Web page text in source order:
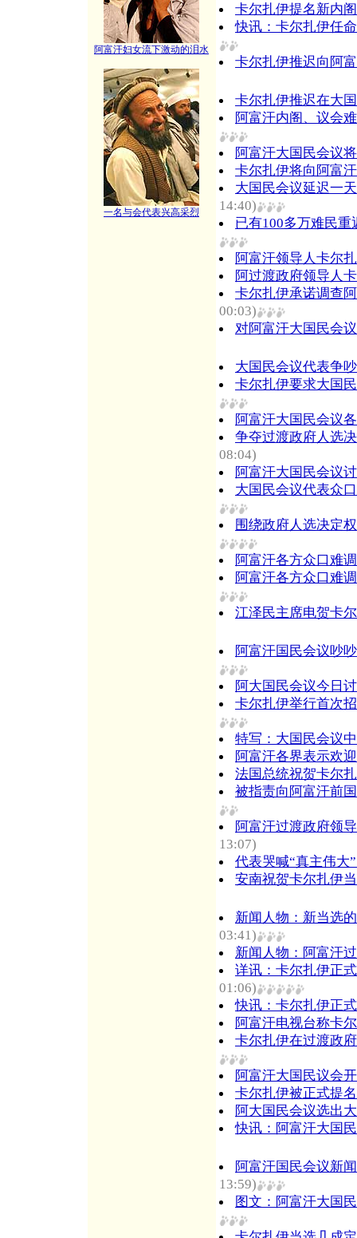
阿富汗妇女流下激动的泪水
一名与会代表兴高采烈
卡尔扎伊提名新内
快讯：卡尔扎伊任
卡尔扎伊推迟向阿
卡尔扎伊推迟在大
阿富汗内阁、议会
阿富汗大国民会议
卡尔扎伊将向阿富
大国民会议延迟一
14:40)
已有100多万难民
阿富汗领导人卡尔
阿过渡政府领导人
卡尔扎伊承诺调查
00:03)
对阿富汗大国民会
大国民会议代表争
卡尔扎伊要求大国
阿富汗大国民会议
争夺过渡政府人选
08:04)
阿富汗大国民会议
大国民会议代表众
围绕政府人选决定
阿富汗各方众口难
阿富汗各方众口难
江泽民主席电贺卡
阿富汗国民会议吵
阿大国民会议今日
卡尔扎伊举行首次
特写：大国民会议
阿富汗各界表示欢
法国总统祝贺卡尔
被指责向阿富汗前
阿富汗过渡政府领
13:07)
代表哭喊“真主伟大
安南祝贺卡尔扎伊
新闻人物：新当选
03:41)
新闻人物：阿富汗
详讯：卡尔扎伊正
01:06)
快讯：卡尔扎伊正
阿富汗电视台称卡
卡尔扎伊在过渡政
阿富汗大国民议会
卡尔扎伊被正式提
阿大国民会议选出
快讯：阿富汗大国
阿富汗国民会议新
13:59)
图文：阿富汗大国